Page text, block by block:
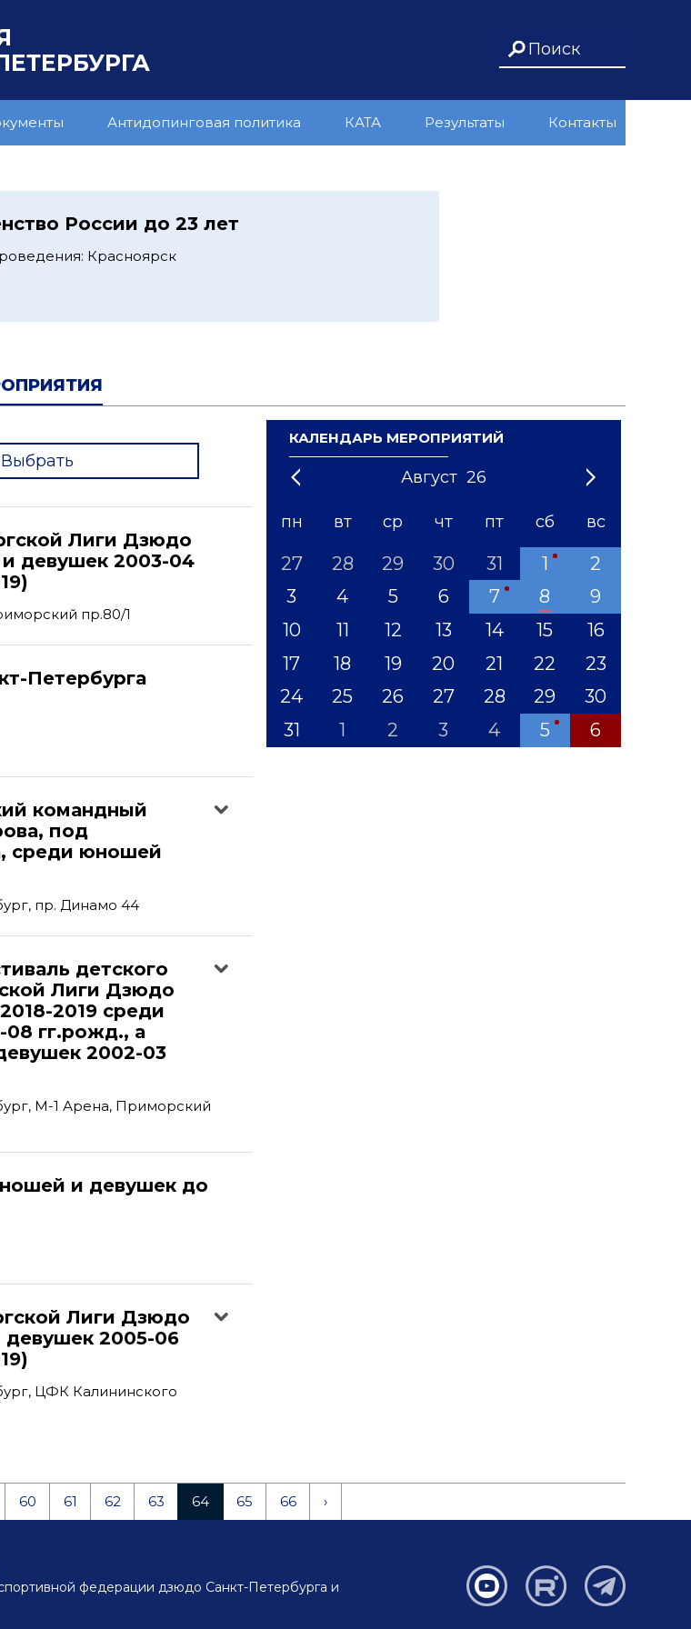
Антидопинговая политика КАТА Результаты Контакты
России до 23 лет
Красноярск
Выбрать
Лиги Дзюдо
девушек 2003-04
пр.80/1
Петербурга
командный
под
среди юношей
пр. Динамо 44
детского
Лиги Дзюдо
2019 среди
гг.рожд., а
2002-03
М-1 Арена, Приморский
и девушек до
Лиги Дзюдо
2005-06
ЦФК Калининского
КАЛЕНДАРЬ МЕРОПРИЯТИЙ
Август 26
1 3 5 8 10 12
'21 '23 '24 '25 '26 '27 '28 '29 '31
пн вт ср чт пт сб вс
27 28 29 30 31 1
2
3
4 5 6 7 8
9
10
11 12 13 14 15
16
17
18 19 20 21 22
23
24
25 26 27 28 29
30
31
1 2 3 4 5 6
60 61 62 63 64 65 66 ›
федерации дзюдо Санкт-Петербурга и